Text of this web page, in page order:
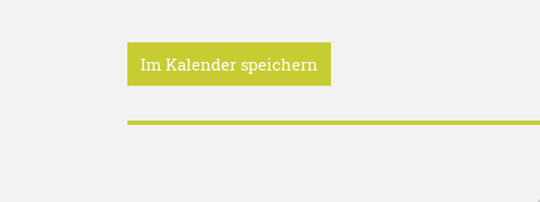
Im Kalender speichern